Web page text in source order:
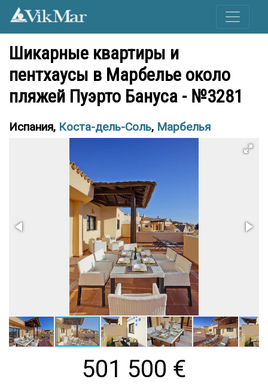
Шикарные квартиры и
пентхаусы в Марбелье около
пляжей Пуэрто Бануса - №3281
Испания, Коста-дель-Соль, Марбелья
501 500 €